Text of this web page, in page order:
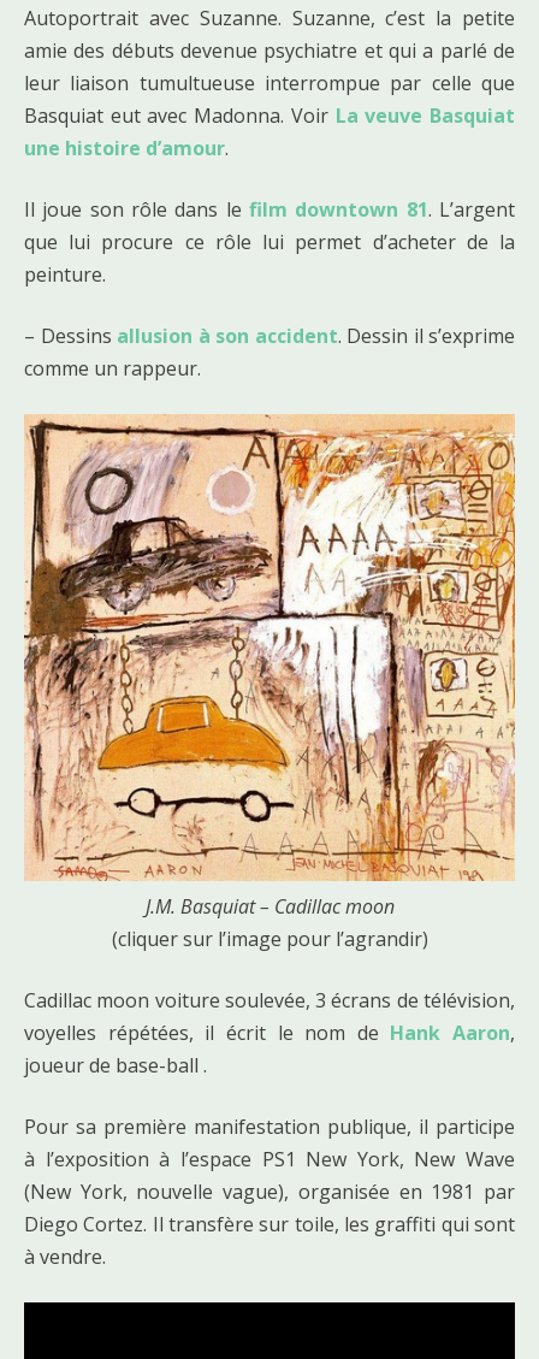
Autoportrait avec Suzanne. Suzanne, c’est la petite
amie des débuts devenue psychiatre et qui a parlé de
leur liaison tumultueuse interrompue par celle que
Basquiat eut avec Madonna. Voir La veuve Basquiat
une histoire d’amour.
Il joue son rôle dans le film downtown 81. L’argent
que lui procure ce rôle lui permet d’acheter de la
peinture.
– Dessins allusion à son accident. Dessin il s’exprime
comme un rappeur.
J.M. Basquiat – Cadillac moon
(cliquer sur l’image pour l’agrandir)
Cadillac moon voiture soulevée, 3 écrans de télévision,
voyelles répétées, il écrit le nom de Hank Aaron,
joueur de base-ball .
Pour sa première manifestation publique, il participe
à l’exposition à l’espace PS1 New York, New Wave
(New York, nouvelle vague), organisée en 1981 par
Diego Cortez. Il transfère sur toile, les graffiti qui sont
à vendre.